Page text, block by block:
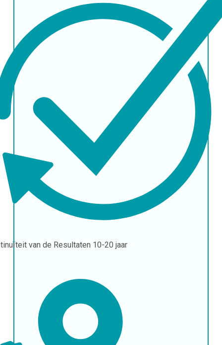
van de Resultaten 10-20 jaar